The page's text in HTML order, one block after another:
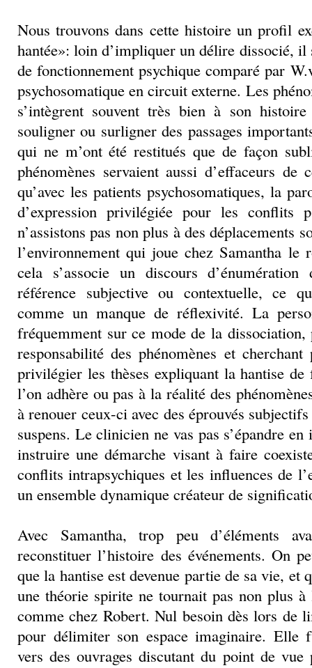
Nous trouvons dans cette histoire un profil
hantée»: loin d’impliquer un délire dissocié, il
de fonctionnement psychique comparé par
psychosomatique en circuit externe. Les
s’intègrent souvent très bien à son
souligner ou surligner des passages
qui ne m’ont été restitués que de façon
phénomènes servaient aussi d’effaceurs de
qu’avec les patients psychosomatiques, la
d’expression privilégiée pour les conflits
n’assistons pas non plus à des déplacements
l’environnement qui joue chez Samantha
cela s’associe un discours d’énumération
référence subjective ou contextuelle, ce
comme un manque de réflexivité. La
fréquemment sur ce mode de la
responsabilité des phénomènes et
privilégier les thèses expliquant la hantise de
l’on adhère ou pas à la réalité des
à renouer ceux-ci avec des éprouvés
suspens. Le clinicien ne vas pas s’épandre
instruire une démarche visant à faire
conflits intrapsychiques et les influences de
un ensemble dynamique créateur de
Avec Samantha, trop peu d’éléments
reconstituer l’histoire des événements. On
que la hantise est devenue partie de sa vie, et
une théorie spirite ne tournait pas non plus
comme chez Robert. Nul besoin dès lors de
pour délimiter son espace imaginaire. Elle
vers des ouvrages discutant du point de vue